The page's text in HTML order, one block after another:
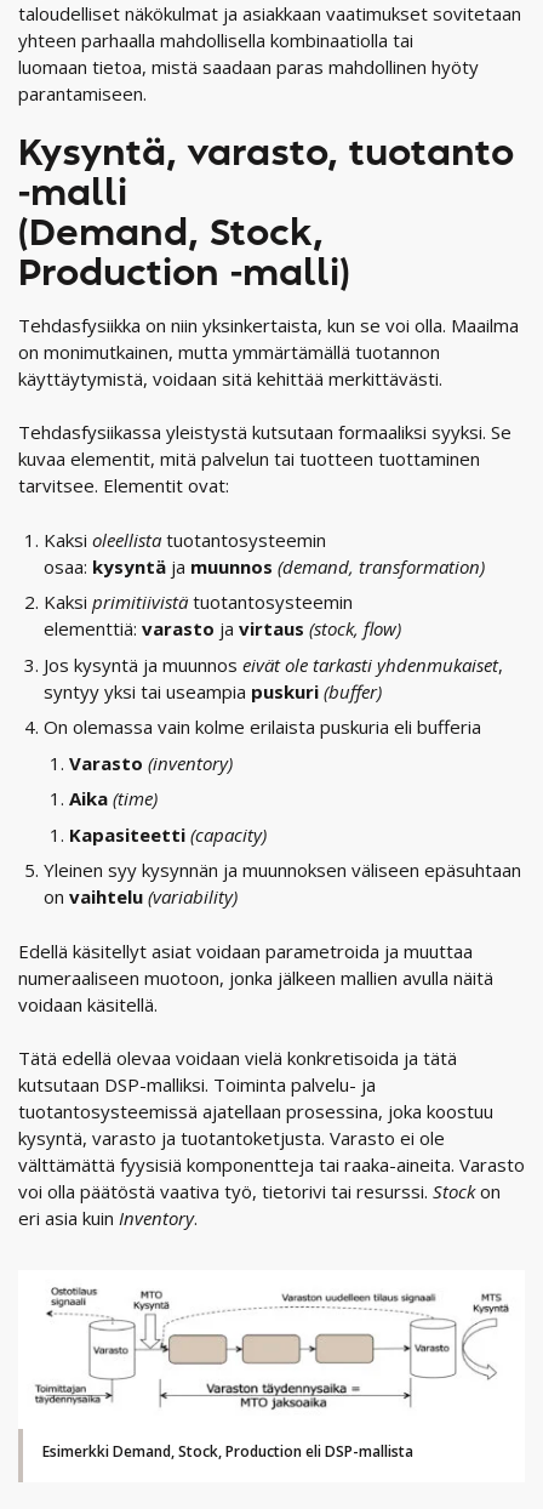
taloudelliset näkökulmat ja asiakkaan vaatimukset sovitetaan
yhteen parhaalla mahdollisella kombinaatiolla tai
luomaan tietoa, mistä saadaan paras mahdollinen hyöty
parantamiseen.
Kysyntä, varasto, tuotanto
-malli
(Demand, Stock,
Production -malli)
Tehdasfysiikka on niin yksinkertaista, kun se voi olla. Maailma
on monimutkainen, mutta ymmärtämällä tuotannon
käyttäytymistä, voidaan sitä kehittää merkittävästi.
Tehdasfysiikassa yleistystä kutsutaan formaaliksi syyksi. Se
kuvaa elementit, mitä palvelun tai tuotteen tuottaminen
tarvitsee. Elementit ovat:
Kaksi oleellista tuotantosysteemin
osaa: kysyntä ja muunnos (demand, transformation)
Kaksi primitiivistä tuotantosysteemin
elementtiä: varasto ja virtaus (stock, flow)
Jos kysyntä ja muunnos eivät ole tarkasti yhdenmukaiset,
syntyy yksi tai useampia puskuri (buffer)
On olemassa vain kolme erilaista puskuria eli bufferia
Varasto (inventory)
Aika (time)
Kapasiteetti (capacity)
Yleinen syy kysynnän ja muunnoksen väliseen epäsuhtaan
on vaihtelu (variability)
Edellä käsitellyt asiat voidaan parametroida ja muuttaa
numeraaliseen muotoon, jonka jälkeen mallien avulla näitä
voidaan käsitellä.
Tätä edellä olevaa voidaan vielä konkretisoida ja tätä
kutsutaan DSP-malliksi. Toiminta palvelu- ja
tuotantosysteemissä ajatellaan prosessina, joka koostuu
kysyntä, varasto ja tuotantoketjusta. Varasto ei ole
välttämättä fyysisiä komponentteja tai raaka-aineita. Varasto
voi olla päätöstä vaativa työ, tietorivi tai resurssi. Stockon
eri asia kuin Inventory.
Esimerkki Demand, Stock, Production eli DSP-mallista